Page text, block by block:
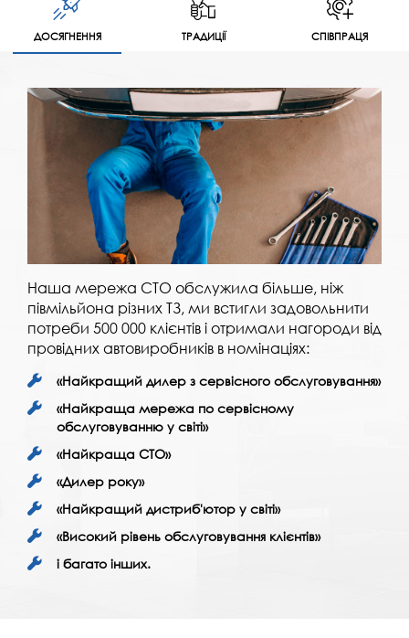
ДОСЯГНЕННЯ ТРАДИЦІЇ СПІВПРАЦЯ
Наша мережа СТО обслужила більше, ніж
півмільйона різних ТЗ, ми встигли задовольнити
потреби 500 000 клієнтів і отримали нагороди від
провідних автовиробників в номінаціях:
«Найкращий дилер з сервісного обслуговування»
«Найкраща мережа по сервісному
обслуговуванню у світі»
«Найкраща СТО»
«Дилер року»
«Найкращий дистриб'ютор у світі»
«Високий рівень обслуговування клієнтів»
і багато інших.